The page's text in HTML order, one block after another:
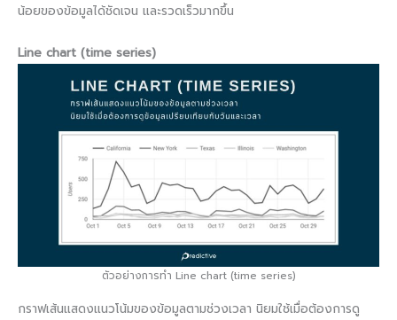
น้อยของข้อมูลได้ชัดเจน และรวดเร็วมากขึ้น
Line chart (time series)
ตัวอย่างการทำ Line chart (time series)
กราฟเส้นแสดงแนวโน้มของข้อมูลตามช่วงเวลา นิยมใช้เมื่อต้องการดู